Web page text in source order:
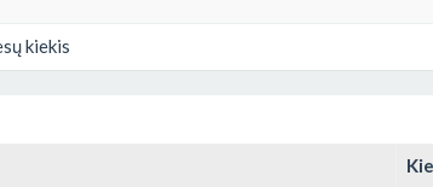
kiekis